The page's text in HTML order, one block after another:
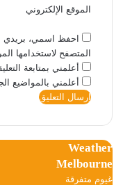
الموقع الإلكتروني
احفظ اسمي، بريدي
المتصفح لاستخدامها
أعلمني بمتابعة
أعلمني بالمواضيع
Weather
Melbourne
غيوم متفرقة